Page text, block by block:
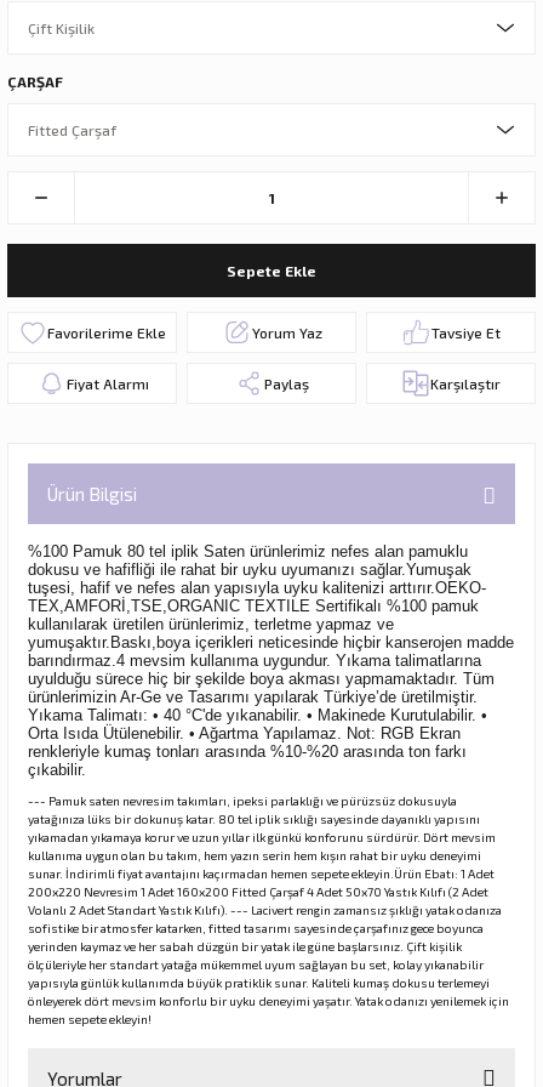
ÇARŞAF
Sepete Ekle
Yorum Yaz Tavsiye Et
Fiyat Alarmı Paylaş Karşılaştır
Ürün Bilgisi
%100 Pamuk 80 tel iplik Saten ürünlerimiz nefes alan pamuklu
dokusu ve hafifliği ile rahat bir uyku uyumanızı sağlar.Yumuşak
tuşesi, hafif ve nefes alan yapısıyla uyku kalitenizi arttırır.OEKO-
TEX,AMFORİ,TSE,ORGANIC TEXTILE Sertifikalı %100 pamuk
kullanılarak üretilen ürünlerimiz, terletme yapmaz ve
yumuşaktır.Baskı,boya içerikleri neticesinde hiçbir kanserojen madde
barındırmaz.4 mevsim kullanıma uygundur. Yıkama talimatlarına
uyulduğu sürece hiç bir şekilde boya akması yapmamaktadır. Tüm
ürünlerimizin Ar-Ge ve Tasarımı yapılarak Türkiye’de üretilmiştir.
Yıkama Talimatı: • 40 °C'de yıkanabilir. • Makinede Kurutulabilir. •
Orta Isıda Ütülenebilir. • Ağartma Yapılamaz. Not: RGB Ekran
renkleriyle kumaş tonları arasında %10-%20 arasında ton farkı
çıkabilir.
--- Pamuk saten nevresim takımları, ipeksi parlaklığı ve pürüzsüz dokusuyla
yatağınıza lüks bir dokunuş katar. 80 tel iplik sıklığı sayesinde dayanıklı yapısını
yıkamadan yıkamaya korur ve uzun yıllar ilk günkü konforunu sürdürür. Dört mevsim
kullanıma uygun olan bu takım, hem yazın serin hem kışın rahat bir uyku deneyimi
sunar. İndirimli fiyat avantajını kaçırmadan hemen sepete ekleyin.Ürün Ebatı: 1 Adet
200x220 Nevresim 1 Adet 160x200 Fitted Çarşaf 4 Adet 50x70 Yastık Kılıfı (2 Adet
Volanlı 2 Adet Standart Yastık Kılıfı). --- Lacivert rengin zamansız şıklığı yatak odanıza
sofistike bir atmosfer katarken, fitted tasarımı sayesinde çarşafınız gece boyunca
yerinden kaymaz ve her sabah düzgün bir yatak ile güne başlarsınız. Çift kişilik
ölçüleriyle her standart yatağa mükemmel uyum sağlayan bu set, kolay yıkanabilir
yapısıyla günlük kullanımda büyük pratiklik sunar. Kaliteli kumaş dokusu terlemeyi
önleyerek dört mevsim konforlu bir uyku deneyimi yaşatır. Yatak odanızı yenilemek için
hemen sepete ekleyin!
Yorumlar